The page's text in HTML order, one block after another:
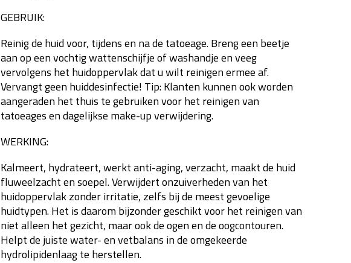
GEBRUIK:
Reinig de huid voor, tijdens en na de tatoeage.Breng een beetje
aan op een vochtig wattenschijfje of washandje en veeg
vervolgens het huidoppervlak dat u wilt reinigen ermee af.
Vervangt geen huiddesinfectie! Tip: Klanten kunnen ook worden
aangeraden het thuis te gebruiken voor het reinigen van
tatoeages en dagelijkse make-up verwijdering.
WERKING:
Kalmeert, hydrateert, werkt anti-aging, verzacht, maakt de huid
fluweelzacht en soepel.Verwijdert onzuiverheden van het
huidoppervlak zonder irritatie, zelfs bij de meest gevoelige
huidtypen.Het is daarom bijzonder geschikt voor het reinigen van
niet alleen het gezicht, maar ook de ogen en de oogcontouren.
Helpt de juiste water- en vetbalans in de omgekeerde
hydrolipidenlaag te herstellen.